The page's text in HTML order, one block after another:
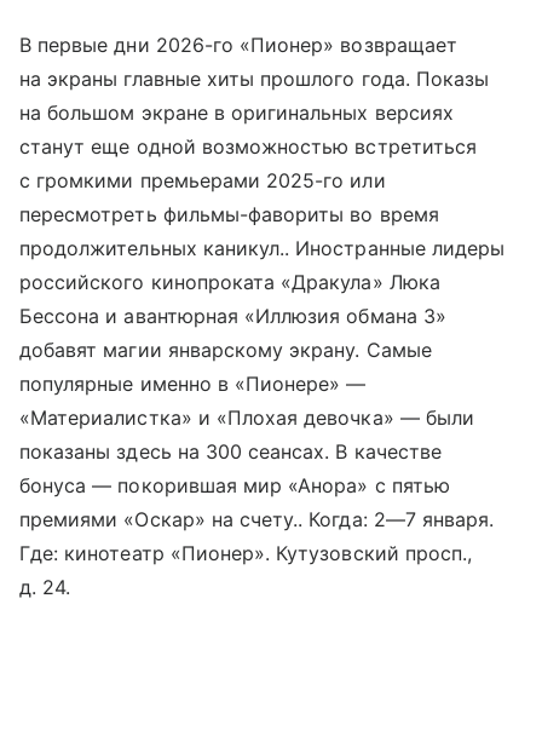
В первые дни 2026-го «Пионер» возвращает
на экраны главные хиты прошлого года. Показы
на большом экране в оригинальных версиях
станут еще одной возможностью встретиться
с громкими премьерами 2025-го или
пересмотреть фильмы-фавориты во время
продолжительных каникул.. Иностранные лидеры
российского кинопроката «Дракула» Люка
Бессона и авантюрная «Иллюзия обмана 3»
добавят магии январскому экрану. Самые
популярные именно в «Пионере» —
«Материалистка» и «Плохая девочка» — были
показаны здесь на 300 сеансах. В качестве
бонуса — покорившая мир «Анора» с пятью
премиями «Оскар» на счету.. Когда: 2—7 января.
Где: кинотеатр «Пионер». Кутузовский просп.,
д. 24.